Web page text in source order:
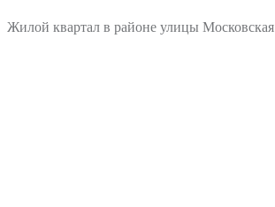
Жилой квартал в районе улицы Московская